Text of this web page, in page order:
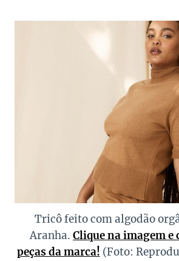
Tricô feito com algodão
Aranha. Clique na imagem
peças da marca! (Foto: